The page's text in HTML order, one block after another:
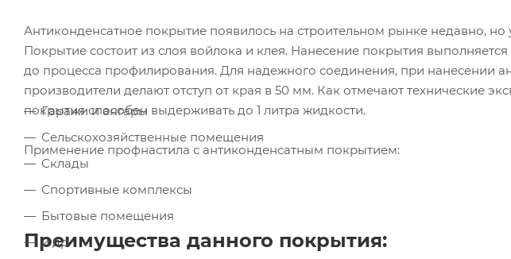
Антиконденсатное покрытие появилось на строительном рынке недавно, но
Покрытие состоит из слоя войлока и клея. Нанесение покрытия
до процесса профилирования. Для надежного соединения, при нанесении
производители делают отступ от края в 50 мм. Как отмечают технические
покрытия способен выдерживать до 1 литра жидкости.
Применение профнастила с антиконденсатным покрытием:
Гаражи и ангары
Сельскохозяйственные помещения
Склады
Спортивные комплексы
Бытовые помещения
и др.
Преимущества данного покрытия: